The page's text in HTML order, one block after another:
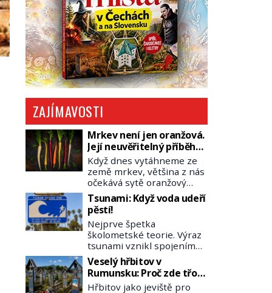
ZAJÍMAVOSTI
Mrkev není jen oranžová.
Její neuvěřitelný příběh
začíná fialovou barvou
Když dnes vytáhneme ze
země mrkev, většina z nás
očekává sytě oranžový
kořen. Jenže po většinu
své historie je mrkev
všechno možné, jen ne
oranžová. Je fialová, žlutá,
bílá, někdy dokonce téměř
černá. Až díky stovkám let
pečlivého šlechtění se z ní
stává zelenina, bez které
si českou zahradu ani
Tsunami: Když voda udeří
pěstí!
Nejprve špetka
školometské teorie. Výraz
tsunami vznikl spojením
japonských slov tsu
(přístav) a nami (vlna).
Jedná se o dlouhou vlnu,
která je na volném moři
Veselý hřbitov v
Rumunsku: Proč zde třou
pohřební plačky bídu s
Hřbitov jako jeviště pro